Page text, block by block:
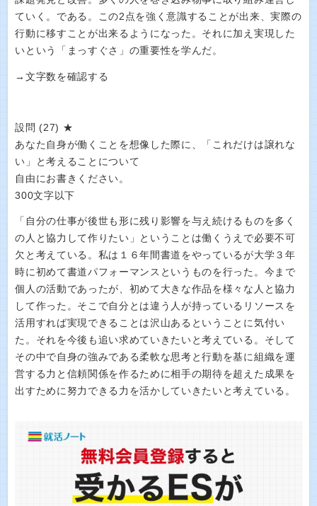
ていく。である。この2点を強く意識することが出来、実際の
行動に移すことが出来るようになった。それに加え実現した
いという「まっすぐさ」の重要性を学んだ。
→文字数を確認する
設問 (27) ★
あなた自身が働くことを想像した際に、「これだけは譲れな
い」と考えることについて
自由にお書きください。
300文字以下
「自分の仕事が後世も形に残り影響を与え続けるものを多く
の人と協力して作りたい」ということは働くうえで必要不可
欠と考えている。私は１６年間書道をやっているが大学３年
時に初めて書道パフォーマンスというものを行った。今まで
個人の活動であったが、初めて大きな作品を様々な人と協力
して作った。そこで自分とは違う人が持っているリソースを
活用すれば実現できることは沢山あるということに気付い
た。それを今後も追い求めていきたいと考えている。そして
その中で自身の強みである柔軟な思考と行動を基に組織を運
営する力と信頼関係を作るために相手の期待を超えた成果を
出すために努力できる力を活かしていきたいと考えている。